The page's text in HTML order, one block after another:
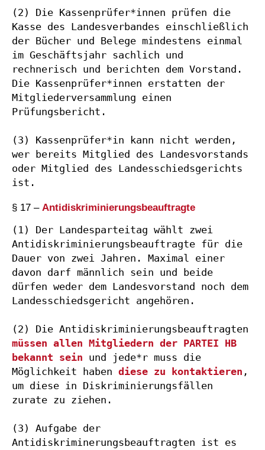
(2) Die Kassenprüfer*innen prüfen die
Kasse des Landesverbandes einschließlich
der Bücher und Belege mindestens einmal
im Geschäftsjahr sachlich und
rechnerisch und berichten dem Vorstand.
Die Kassenprüfer*innen erstatten der
Mitgliederversammlung einen
Prüfungsbericht.
(3) Kassenprüfer*in kann nicht werden,
wer bereits Mitglied des Landesvorstands
oder Mitglied des Landesschiedsgerichts
ist.
§ 17 – Antidiskriminierungsbeauftragte
(1) Der Landesparteitag wählt zwei
Antidiskriminierungsbeauftragte für die
Dauer von zwei Jahren. Maximal einer
davon darf männlich sein und beide
dürfen weder dem Landesvorstand noch dem
Landesschiedsgericht angehören.
müssen allen Mitgliedern der PARTEI HB
bekannt sein und jede*r muss die
Möglichkeit haben diese zu kontaktieren ,
um diese in Diskriminierungsfällen
zurate zu ziehen.
(3) Aufgabe der
Antidiskriminerungsbeauftragten ist es